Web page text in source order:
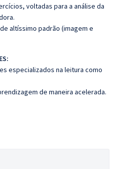
voltadas para a análise da
altíssimo padrão (imagem e
especializados na leitura como
de maneira acelerada.